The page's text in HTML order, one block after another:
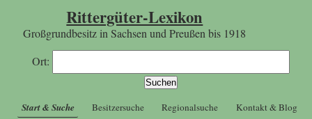
Rittergüter-Lexikon
Großgrundbesitz in Sachsen und Preußen bis 1918
Ort:
Start & Suche Besitzersuche Regionalsuche Kontakt & Blog